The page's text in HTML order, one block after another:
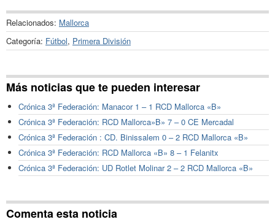
Relacionados: Mallorca
Categoría: Fútbol, Primera División
Más noticias que te pueden interesar
Crónica 3ª Federación: Manacor 1 – 1 RCD Mallorca «B»
Crónica 3ª Federación: RCD Mallorca»B» 7 – 0 CE Mercadal
Crónica 3ª Federación : CD. Binissalem 0 – 2 RCD Mallorca «B»
Crónica 3ª Federación: RCD Mallorca «B» 8 – 1 Felanitx
Crónica 3ª Federación: UD Rotlet Molinar 2 – 2 RCD Mallorca «B»
Comenta esta noticia